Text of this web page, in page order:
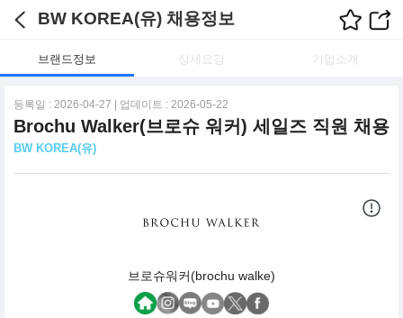
BW KOREA(유) 채용정보
브랜드정보 상세요강 기업소개
등록일 : 2026-04-27 | 업데이트 : 2026-05-22
Brochu Walker(브로슈 워커) 세일즈 직원 채용
BW KOREA(유)
브로슈워커(brochu walke)